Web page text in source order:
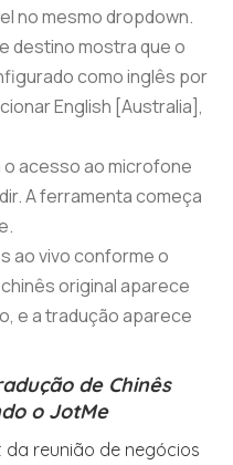
no mesmo dropdown.
destino mostra que o
como inglês por
English [Australia],
o acesso ao microfone
A ferramenta começa
ao vivo conforme o
original aparece
e a tradução aparece
de Chinês
o JotMe
reunião de negócios